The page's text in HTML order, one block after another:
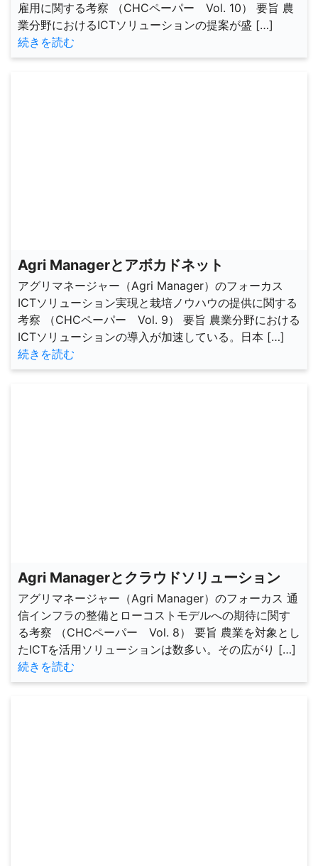
雇用に関する考察 （CHCペーパー Vol. 10） 要旨 農
業分野におけるICTソリューションの提案が盛 […]
続きを読む
Agri Managerとアボカドネット
アグリマネージャー（Agri Manager）のフォーカス
ICTソリューション実現と栽培ノウハウの提供に関する
考察 （CHCペーパー Vol. 9） 要旨 農業分野における
ICTソリューションの導入が加速している。日本 […]
続きを読む
Agri Managerとクラウドソリューション
アグリマネージャー（Agri Manager）のフォーカス 通
信インフラの整備とローコストモデルへの期待に関す
る考察 （CHCペーパー Vol. 8） 要旨 農業を対象とし
たICTを活用ソリューションは数多い。その広がり […]
続きを読む